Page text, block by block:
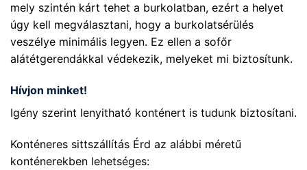
mely szintén kárt tehet a burkolatban, ezért a helyet
úgy kell megválasztani, hogy a burkolatsérülés
veszélye minimális legyen. Ez ellen a sofőr
alátétgerendákkal védekezik, melyeket mi biztosítunk.
Hívjon minket!
Igény szerint lenyitható konténert is tudunk biztosítani.
Konténeres sittszállítás Érd az alábbi méretű
konténerekben lehetséges: